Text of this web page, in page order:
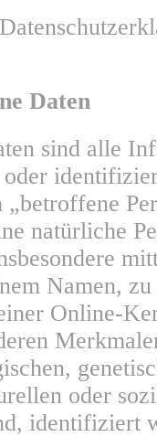
Daten
sind alle
„betroffene
natürliche
Namen,
Online-
oder
identifiziert